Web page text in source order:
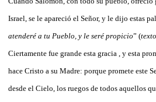
Israel, se le apareció el Señor, y le dijo estas
atenderé a tu Pueblo, y le seré propicio” (
Ciertamente fue grande esta gracia , y esta
hace Cristo a su Madre: porque promete este
desde el Cielo, los ruegos de todos aquellos